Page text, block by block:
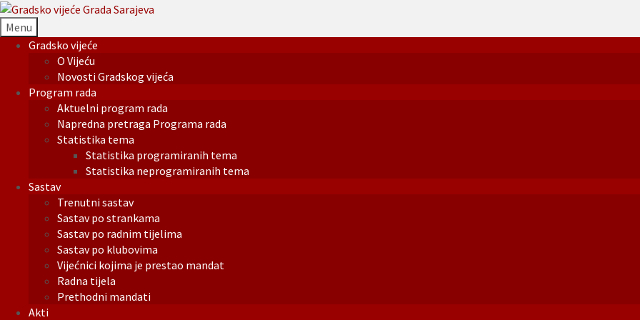
Menu
Gradsko vijeće
O Vijeću
Novosti Gradskog vijeća
Program rada
Aktuelni program rada
Napredna pretraga Programa rada
Statistika tema
Statistika programiranih tema
Statistika neprogramiranih tema
Sastav
Trenutni sastav
Sastav po strankama
Sastav po radnim tijelima
Sastav po klubovima
Vijećnici kojima je prestao mandat
Radna tijela
Prethodni mandati
Akti